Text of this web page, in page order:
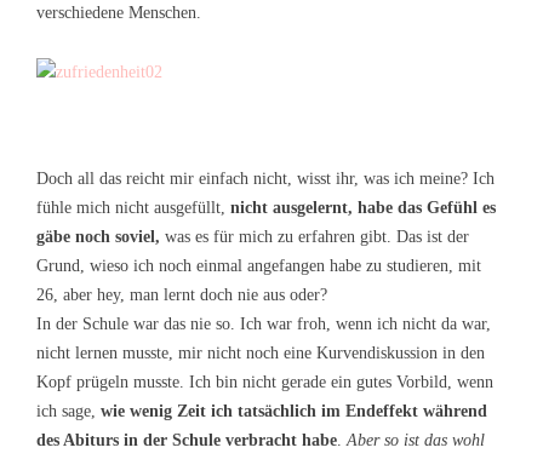
verschiedene Menschen.
Doch all das reicht mir einfach nicht, wisst ihr, was ich meine? Ich
fühle mich nicht ausgefüllt, nicht ausgelernt, habe das Gefühl es
gäbe noch soviel, was es für mich zu erfahren gibt. Das ist der
Grund, wieso ich noch einmal angefangen habe zu studieren, mit
26, aber hey, man lernt doch nie aus oder?
In der Schule war das nie so. Ich war froh, wenn ich nicht da war,
nicht lernen musste, mir nicht noch eine Kurvendiskussion in den
Kopf prügeln musste. Ich bin nicht gerade ein gutes Vorbild, wenn
ich sage, wie wenig Zeit ich tatsächlich im Endeffekt während
des Abiturs in der Schule verbracht habe.Aber so ist das wohl